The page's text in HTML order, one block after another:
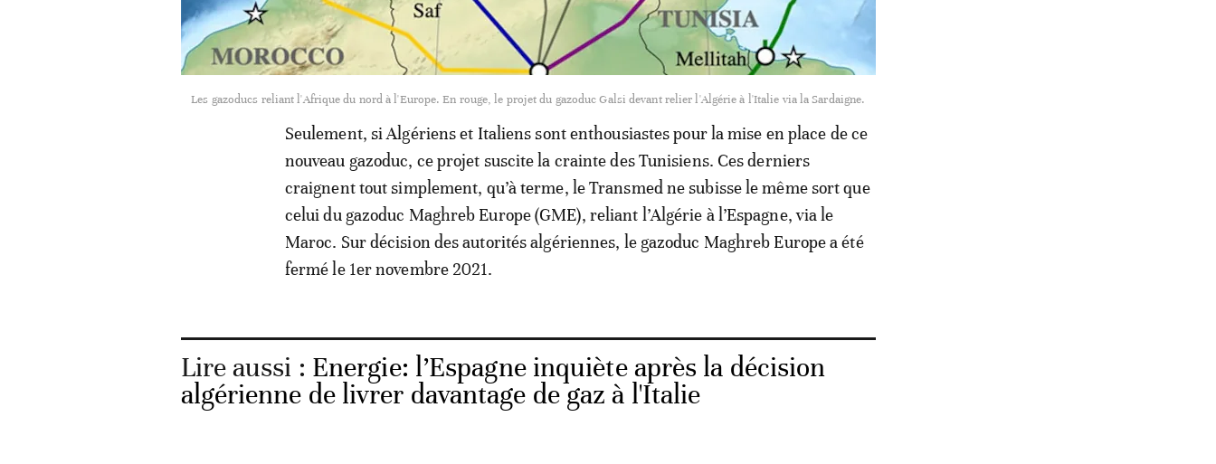
Les gazoducs reliant l'Afrique du nord à l'Europe. En rouge, le projet du gazoduc Galsi devant relier l'Algérie à l'Italie via la Sardaigne.
Seulement, si Algériens et Italiens sont enthousiastes pour la mise en place de ce
nouveau gazoduc, ce projet suscite la crainte des Tunisiens. Ces derniers
craignent tout simplement, qu’à terme, le Transmed ne subisse le même sort que
celui du gazoduc Maghreb Europe (GME), reliant l’Algérie à l’Espagne, via le
Maroc. Sur décision des autorités algériennes, le gazoduc Maghreb Europe a été
fermé le 1er novembre 2021.
Lire aussi : Energie: l’Espagne inquiète après la décision
algérienne de livrer davantage de gaz à l'Italie